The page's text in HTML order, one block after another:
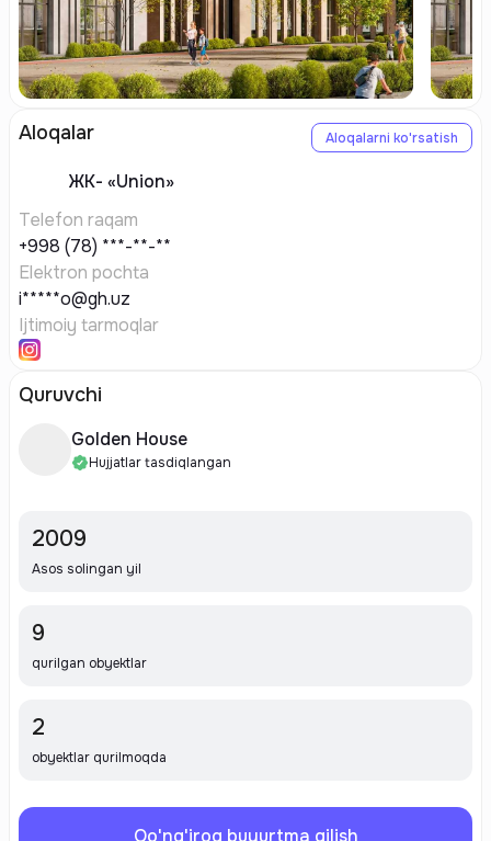
Aloqalar Aloqalarni ko'rsatish
ЖК- «Union»
Telefon raqam
+998 (78) ***-**-**
Elektron pochta
i*****o@gh.uz
Ijtimoiy tarmoqlar
Quruvchi
Golden House
Hujjatlar tasdiqlangan
2009
Asos solingan yil
9
qurilgan obyektlar
2
obyektlar qurilmoqda
Qo'ng'iroq buyurtma qilish